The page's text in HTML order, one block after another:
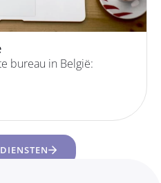
bureau in België: